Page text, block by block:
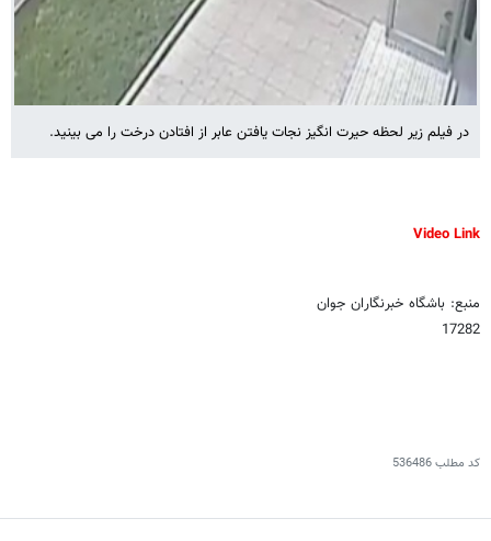
در فیلم زیر لحظه‌ حیرت انگیز نجات یافتن عابر از افتادن درخت را می بینید.
Video Link
منبع: باشگاه خبرنگاران جوان
17282
کد مطلب536486